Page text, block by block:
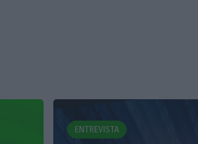
ENTREVISTA